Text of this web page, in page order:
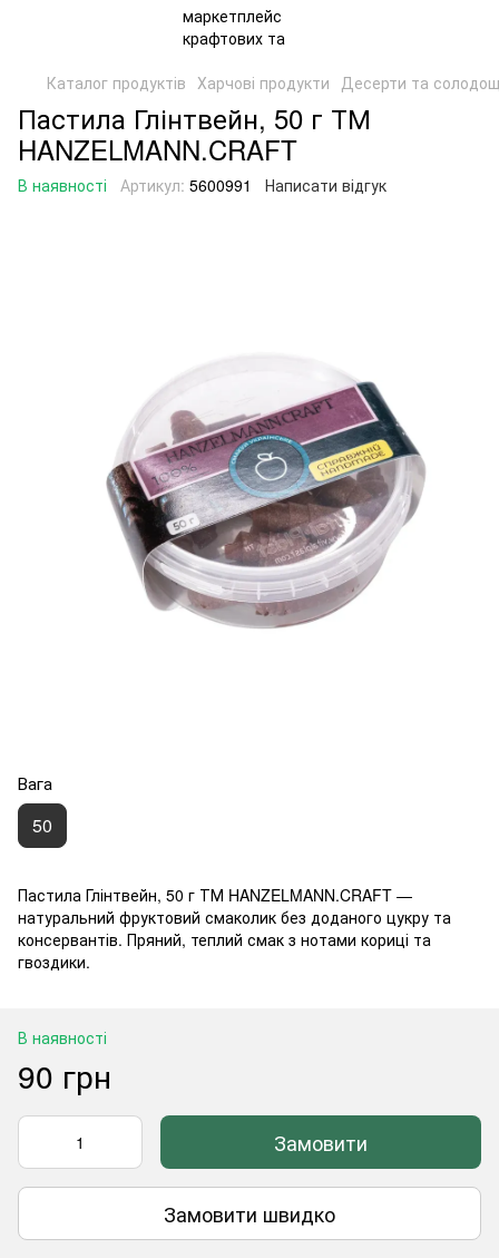
Каталог продуктів Харчові продукти Десерти та
Пастила Глінтвейн, 50 г ТМ
HANZELMANN.CRAFT
В наявності Артикул: 5600991 Написати відгук
Вага
50
Пастила Глінтвейн, 50 г ТМ HANZELMANN.CRAFT —
натуральний фруктовий смаколик без доданого цукру та
консервантів. Пряний, теплий смак з нотами кориці та
гвоздики.
В наявності
90 грн
Замовити
Замовити швидко